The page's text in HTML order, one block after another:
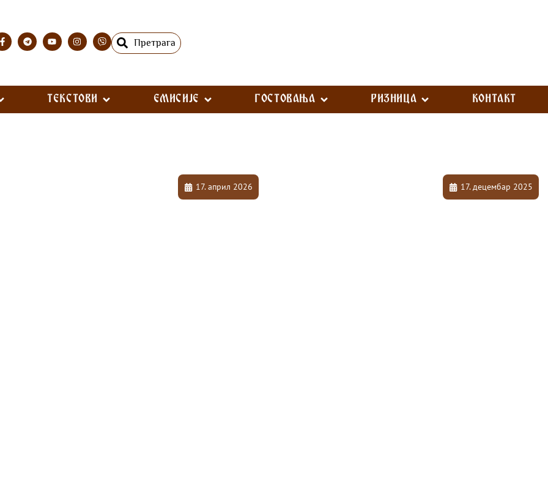
Претрага
ТЕКСТОВИ ЕМИСИЈЕ ГОСТОВАЊА РИЗНИЦА КОНТАКТ
17. април 2026 17. децембар 2025